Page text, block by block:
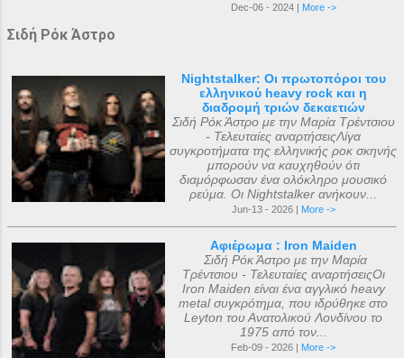
Dec-06 - 2024 | More ->
Σιδή Ρόκ Άστρο
Nightstalker: Οι πρωτοπόροι του
ελληνικού heavy rock και η
διαδρομή τριών δεκαετιών
Σιδή Ρόκ Άστρο με την Μαρία Τρέντσιου
- Τελευταίες αναρτήσειςΛίγα
συγκροτήματα της ελληνικής ροκ σκηνής
μπορούν να καυχηθούν ότι
διαμόρφωσαν ένα ολόκληρο μουσικό
ρεύμα. Οι Nightstalker ανήκουν...
Jun-13 - 2026 | More ->
Αφιέρωμα : Iron Maiden
Σιδή Ρόκ Άστρο με την Μαρία
Τρέντσιου - Τελευταίες αναρτήσειςΟι
Iron Maiden είναι ένα αγγλικό heavy
metal συγκρότημα, που ιδρύθηκε στο
Leyton του Ανατολικού Λονδίνου το
1975 από τον...
Feb-09 - 2026 | More ->